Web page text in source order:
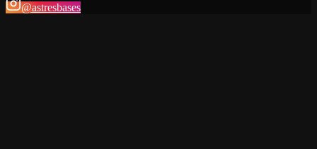
@astresbases